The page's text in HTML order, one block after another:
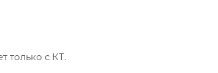
только с КТ.